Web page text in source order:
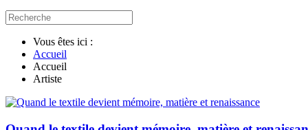
Vous êtes ici :
Accueil
Accueil
Artiste